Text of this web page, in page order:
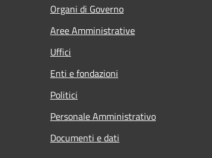
Organi di Governo
Aree Amministrative
Uffici
Enti e fondazioni
Politici
Personale Amministrativo
Documenti e dati